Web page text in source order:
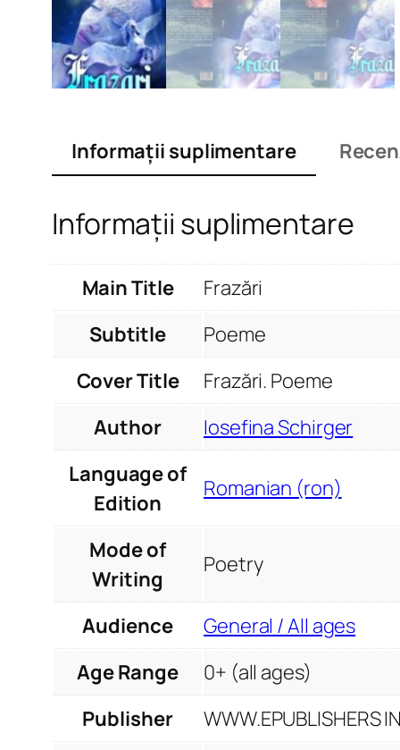
Informații suplimentare
Informații suplimentare
Main Title
Frazări
Subtitle
Poeme
Cover Title
Frazări. Poeme
Author
Iosefina Schirger
Language of
Edition
Romanian (ron)
Mode of
Writing
Poetry
Audience
General / All ages
Age Range
0+ (all ages)
Publisher
WWW.EPUBLISHERS